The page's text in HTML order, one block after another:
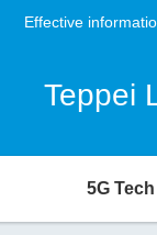
Effective
Teppei
5G Tech